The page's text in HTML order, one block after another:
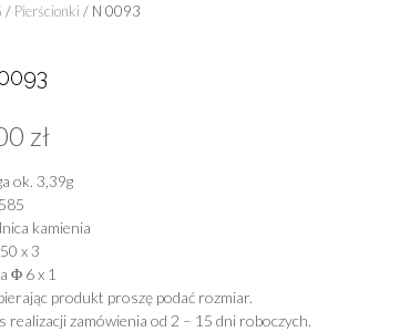
/ Pierścionki / N 0093
zł
ok. 3,39g
kamienia
x 3
Φ 6 x 1
produkt proszę podać rozmiar.
realizacji zamówienia od 2 – 15 dni roboczych.